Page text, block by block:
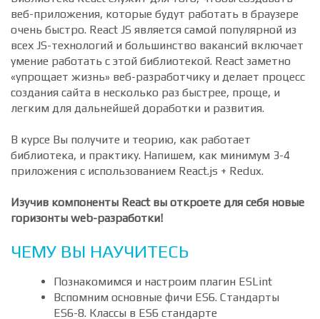
разработана компанией Facebook для того, чтобы
упростить создание пользовательских интерфейсов.
Библиотека React служит для того, чтобы создавать
веб-приложения, которые будут работать в браузере
очень быстро. React JS является самой популярной из
всех JS-технологий и большинство вакансий включает
умение работать с этой библиотекой. React заметно
«упрощает жизнь» веб-разработчику и делает процесс
легким для дальнейшей доработки и развития.
В курсе Вы получите и теорию, как работает
библиотека, и практику. Напишем, как минимум 3-4
приложения с использованием React.js + Redux.
горизонты web-разработки!
ЧЕМУ ВЫ НАУЧИТЕСЬ